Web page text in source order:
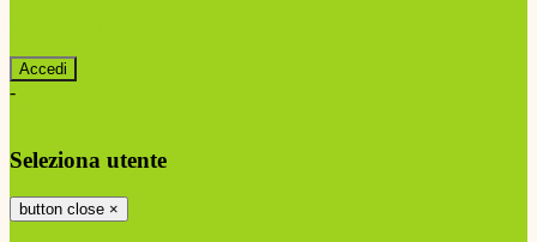
-
Seleziona utente
button close ×